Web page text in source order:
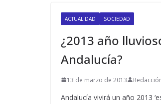
ACTUALIDAD SOCIEDAD
¿2013 año
Andalucía?
13 de marzo de 2013
Andalucía vivirá un año 2013